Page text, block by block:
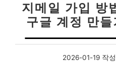
지메일 가입 방
구글 계정 만
2026-01-19 작